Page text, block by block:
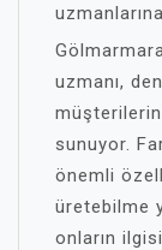
uzmanı,
sunuyor.
önemli
üretebilme
onların